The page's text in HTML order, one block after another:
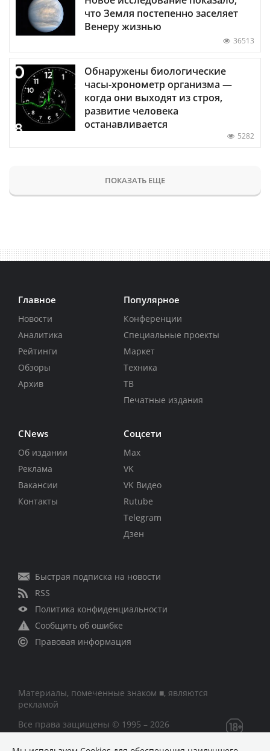
что Земля постепенно заселяет
Венеру жизнью
36513
Обнаружены биологические
часы-хронометр организма —
когда они выходят из строя,
развитие человека
останавливается
5282
ПОКАЗАТЬ ЕЩЕ
Главное
Новости
Аналитика
Рейтинги
Обзоры
Архив
Популярное
Конференции
Специальные проекты
Маркет
Техника
ТВ
Печатные издания
CNews
Об издании
Реклама
Вакансии
Контакты
Соцсети
Max
VK
VK Видео
Rutube
Telegram
Дзен
Быстрая подписка на новости
RSS
Политика конфиденциальности
Сообщить об ошибке
Правовая информация
Материалы, помеченные знаком ■, являются
рекламой
Все права защищены © 1995 – 2026